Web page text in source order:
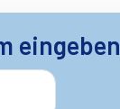
eingeben